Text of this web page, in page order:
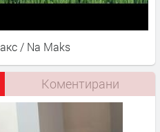
/ Na Maks
Коментирани